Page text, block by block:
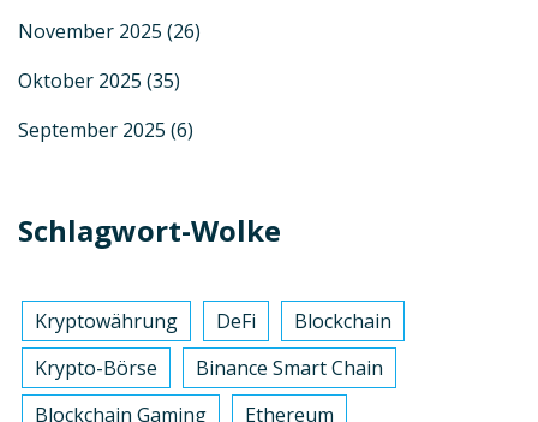
November 2025 (26)
Oktober 2025 (35)
September 2025 (6)
Schlagwort-Wolke
Kryptowährung DeFi
Blockchain
Krypto-Börse
Binance Smart Chain
Blockchain Gaming
Ethereum